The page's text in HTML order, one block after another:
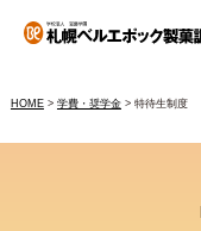
HOME> 学費・奨学金> 特待生制度